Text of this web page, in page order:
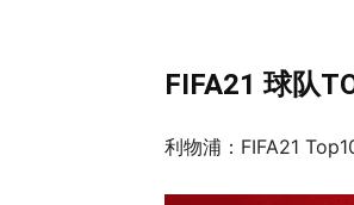
FIFA21 球队
利物浦：FIFA21